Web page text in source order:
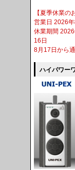
【夏季休業の
営業日 2026
休業期間
16日
8月17日から
ハイパワー